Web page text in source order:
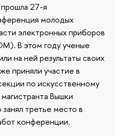
27-я
молодых
электронных приборов
В этом году ученые
на ней результаты своих
приняли участие в
по искусственному
Вышки
третье место в
конференции.